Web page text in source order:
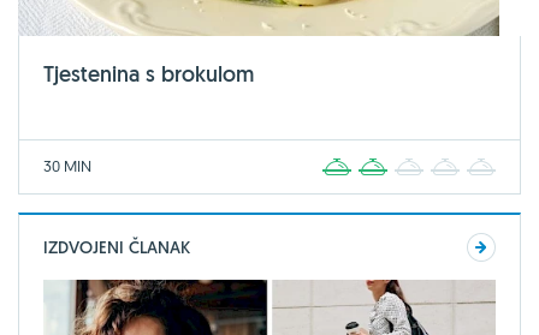
Tjestenina s brokulom
30 MIN 2 3 4
IZDVOJENI ČLANAK